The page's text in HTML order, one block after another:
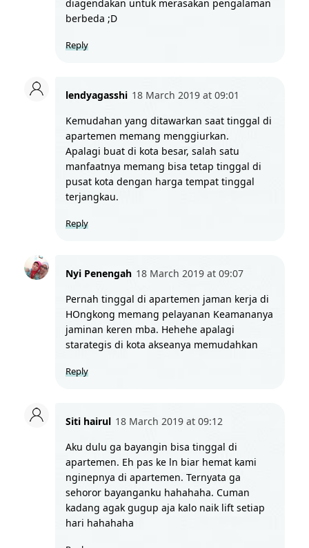
diagendakan untuk merasakan pengalaman
berbeda ;D
Reply
lendyagasshi 18 March 2019 at 09:01
Kemudahan yang ditawarkan saat tinggal di
apartemen memang menggiurkan.
Apalagi buat di kota besar, salah satu
manfaatnya memang bisa tetap tinggal di
pusat kota dengan harga tempat tinggal
terjangkau.
Reply
Nyi Penengah 18 March 2019 at 09:07
Pernah tinggal di apartemen jaman kerja di
HOngkong memang pelayanan Keamananya
jaminan keren mba. Hehehe apalagi
starategis di kota akseanya memudahkan
Reply
Siti hairul 18 March 2019 at 09:12
Aku dulu ga bayangin bisa tinggal di
apartemen. Eh pas ke ln biar hemat kami
nginepnya di apartemen. Ternyata ga
sehoror bayanganku hahahaha. Cuman
kadang agak gugup aja kalo naik lift setiap
hari hahahaha